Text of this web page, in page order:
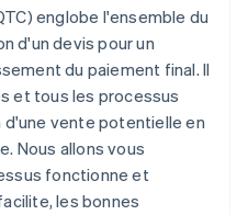
et la communication
englobe l'ensemble du
d'un devis pour un
du paiement final. Il
et tous les processus
d'une vente potentielle en
Nous allons vous
fonctionne et
les bonnes